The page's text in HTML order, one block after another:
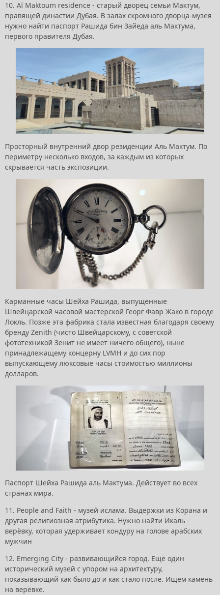
10. Al Maktoum residence - старый дворец семьи Мактум,
правящей династии Дубая. В залах скромного дворца-музея
нужно найти паспорт Рашида бин Зайеда аль Мактума,
первого правителя Дубая.
Просторный внутренний двор резиденции Аль Мактум. По
периметру несколько входов, за каждым из которых
скрывается часть экспозиции.
Карманные часы Шейха Рашида, выпущенные
Швейцарской часовой мастерской Георг Фавр Жако в городе
Локль. Позже эта фабрика стала известная благодаря своему
бренду Zenith (чисто Швейцарскому, с советской
фототехникой Зенит не имеет ничего общего), ныне
принадлежащему концерну LVMH и до сих пор
выпускающему люксовые часы стоимостью миллионы
долларов.
Паспорт Шейха Рашида аль Мактума. Действует во всех
странах мира.
11. People and Faith - музей ислама. Выдержки из Корана и
другая религиозная атрибутика. Нужно найти Икаль -
верёвку, которая удерживает кондуру на голове арабских
мужчин
12. Emerging City - развивающийся город. Ещё один
исторический музей с упором на архитектуру,
показывающий как было до и как стало после. Ищем камень
на верёвке.